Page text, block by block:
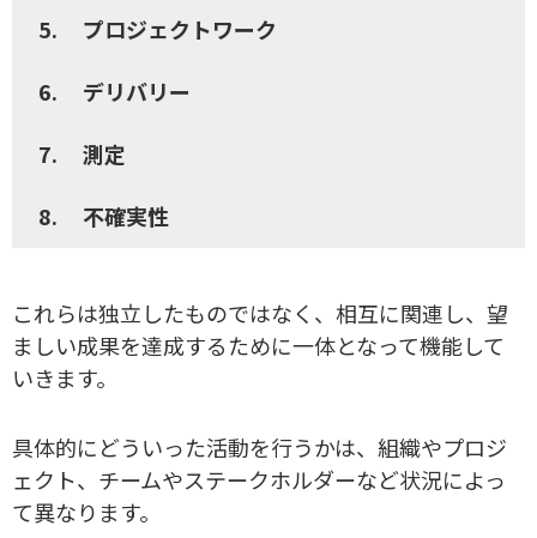
5.
プロジェクトワーク
6.
デリバリー
7.
測定
8.
不確実性
これらは独立したものではなく、相互に関連し、望
ましい成果を達成するために一体となって機能して
いきます。
具体的にどういった活動を行うかは、組織やプロジ
ェクト、チームやステークホルダーなど状況によっ
て異なります。